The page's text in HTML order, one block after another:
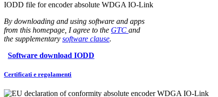
IODD file for encoder absolute WDGA IO-Link
By downloading and using software and apps
from this homepage, I agree to the GTC and
the supplementary software clause.
Software download IODD
Certificati e regolamenti